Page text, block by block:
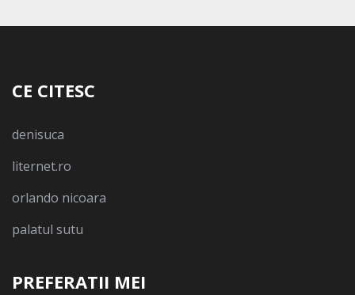
CE CITESC
denisuca
liternet.ro
orlando nicoara
palatul sutu
PREFERATII MEI